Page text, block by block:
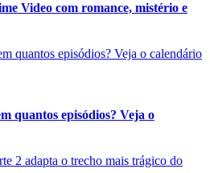
Video com romance, mistério e
quantos episódios? Veja o